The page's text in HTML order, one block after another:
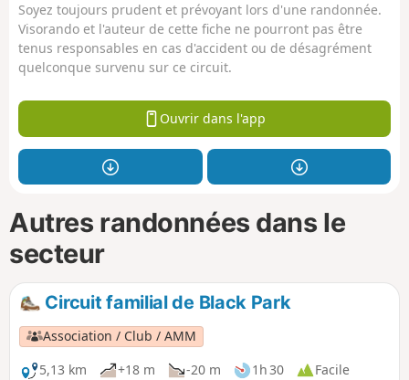
Soyez toujours prudent et prévoyant lors d'une randonnée.
Visorando et l'auteur de cette fiche ne pourront pas être
tenus responsables en cas d'accident ou de désagrément
quelconque survenu sur ce circuit.
Ouvrir dans l'app
Autres randonnées dans le
secteur
Circuit familial de Black Park
Association / Club / AMM
5,13 km
+18 m -20 m 1h 30
Facile